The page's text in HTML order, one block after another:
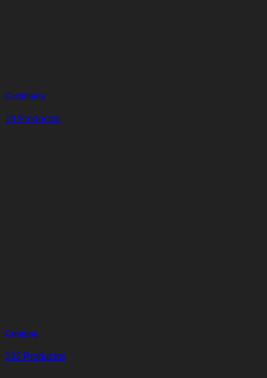
Cuchillería
18 Productos
Camping
232 Productos